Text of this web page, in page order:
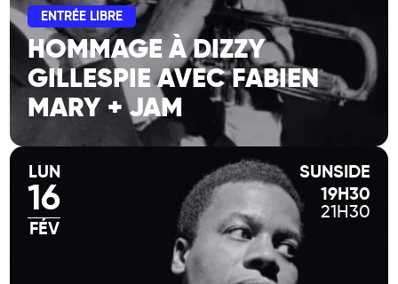
ENTRÉE LIBRE
HOMMAGE À DIZZY
GILLESPIE AVEC FABIEN
MARY + JAM
LUN
16
FÉV
SUNSIDE
19H30
21H30